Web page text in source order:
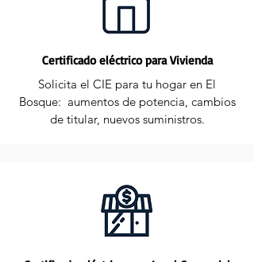
Certificado eléctrico para Vivienda
Solicita el CIE para tu hogar en El
Bosque: aumentos de potencia, cambios
de titular, nuevos suministros.